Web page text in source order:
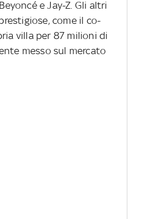
e Jay-Z. Gli altri
come il co-
villa per 87 milioni di
messo sul mercato